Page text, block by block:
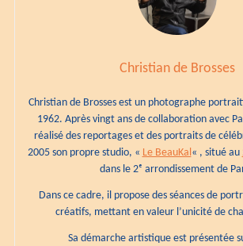
Christian de Brosses
Christian de Brosses est un photographe
1962. Après vingt ans de collaboration avec
réalisé des reportages et des portraits de
2005 son propre studio, « Le BeauKal« , situé au
dans le 2ᵉ arrondissement de
Dans ce cadre, il propose des séances de
créatifs, mettant en valeur l’unicité de
Sa démarche artistique est présentée